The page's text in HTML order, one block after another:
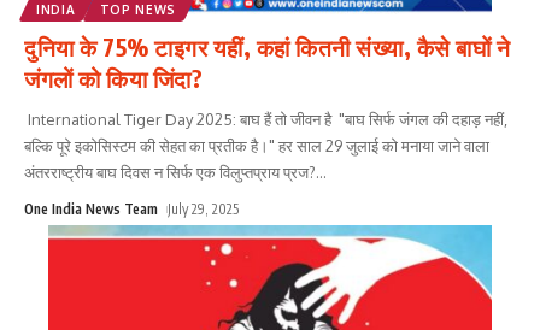
INDIA TOP NEWS
दुनिया के 75% टाइगर यहीं, कहां कितनी संख्‍या, कैसे बाघों ने
जंगलों को किया जिंदा?
International Tiger Day 2025: बाघ हैं तो जीवन है "बाघ सिर्फ जंगल की दहाड़ नहीं,
बल्कि पूरे इकोसिस्टम की सेहत का प्रतीक है।" हर साल 29 जुलाई को मनाया जाने वाला
अंतरराष्ट्रीय बाघ दिवस न सिर्फ एक विलुप्तप्राय प्रज?...
One India News Team July 29, 2025